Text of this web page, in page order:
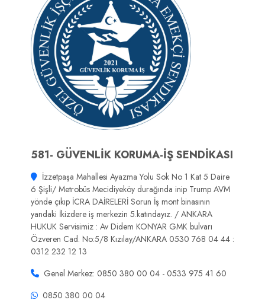
581- GÜVENLİK KORUMA-İŞ SENDİKASI
İzzetpaşa Mahallesi Ayazma Yolu Sok No 1 Kat 5 Daire
6 Şişli/ Metrobüs Mecidiyeköy durağında inip Trump AVM
yönde çıkıp İCRA DAİRELERİ Sorun İş mont binasının
yandaki İkizdere iş merkezin 5.katındayız. / ANKARA
HUKUK Servisimiz : Av Didem KONYAR GMK bulvarı
Özveren Cad. No:5/8 Kızılay/ANKARA 0530 768 04 44 :
0312 232 12 13
Genel Merkez: 0850 380 00 04 - 0533 975 41 60
0850 380 00 04